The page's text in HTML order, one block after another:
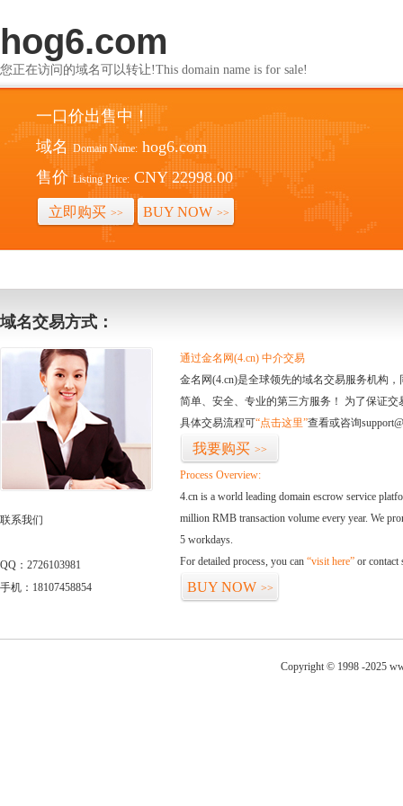
hog6.com
您正在访问的域名可以转让!This domain name is for sale!
一口价出售中！
域名 Domain Name: hog6.com
售价 Listing Price: CNY 22998.00
立即购买 >> BUY NOW >>
域名交易方式：
联系我们
QQ：2726103981
手机：18107458854
通过金名网(4.cn) 中介交易
金名网(4.cn)是全球领先的域名交易服务机构
简单、安全、专业的第三方服务！ 为了保证
具体交易流程可“点击这里”查看或咨询
我要购买 >>
Process Overview:
4.cn is a world leading domain escrow service
million RMB transaction volume every year. We
5 workdays.
For detailed process, you can “visit here” or contact
BUY NOW >>
Copyright © 1998 -2025